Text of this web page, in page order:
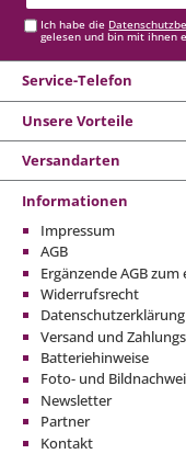
Ich habe die
gelesen und bin mit ihnen
Service-Telefon
Unsere Vorteile
Versandarten
Informationen
Impressum
AGB
Ergänzende AGB
Widerrufsrecht
Datenschutzerklärung
Versand und
Batteriehinweise
Foto- und
Newsletter
Partner
Kontakt